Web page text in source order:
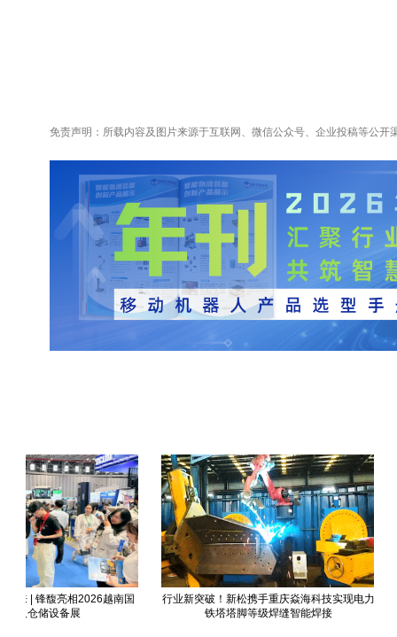
免责声明：所载内容及图片来源于互联网、微信公众号、企业投稿等公
| 锋馥亮相2026越南国
仓储设备展
行业新突破！新松携手重庆焱海科技实现电力
铁塔塔脚等级焊缝智能焊接